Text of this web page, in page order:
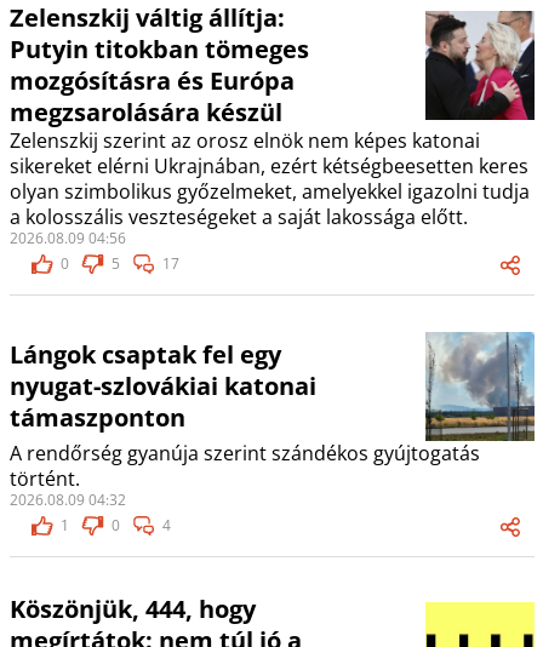
Zelenszkij váltig állítja:
Putyin titokban tömeges
mozgósításra és Európa
megzsarolására készül
Zelenszkij szerint az orosz elnök nem képes katonai
sikereket elérni Ukrajnában, ezért kétségbeesetten keres
olyan szimbolikus győzelmeket, amelyekkel igazolni tudja
a kolosszális veszteségeket a saját lakossága előtt.
2026.08.09 04:56
0
5 17
Lángok csaptak fel egy
nyugat-szlovákiai katonai
támaszponton
A rendőrség gyanúja szerint szándékos gyújtogatás
történt.
2026.08.09 04:32
1
0 4
Köszönjük, 444, hogy
megírtátok: nem túl jó a